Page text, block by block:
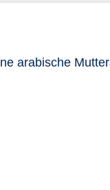
arabische